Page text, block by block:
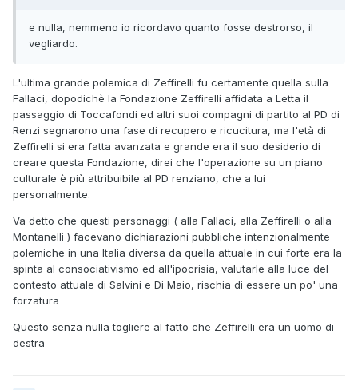
e nulla, nemmeno io ricordavo quanto fosse destrorso, il
vegliardo.
L'ultima grande polemica di Zeffirelli fu certamente quella sulla
Fallaci, dopodichè la Fondazione Zeffirelli affidata a Letta il
passaggio di Toccafondi ed altri suoi compagni di partito al PD di
Renzi segnarono una fase di recupero e ricucitura, ma l'età di
Zeffirelli si era fatta avanzata e grande era il suo desiderio di
creare questa Fondazione, direi che l'operazione su un piano
culturale è più attribuibile al PD renziano, che a lui
personalmente.
Va detto che questi personaggi ( alla Fallaci, alla Zeffirelli o alla
Montanelli ) facevano dichiarazioni pubbliche intenzionalmente
polemiche in una Italia diversa da quella attuale in cui forte era la
spinta al consociativismo ed all'ipocrisia, valutarle alla luce del
contesto attuale di Salvini e Di Maio, rischia di essere un po' una
forzatura
Questo senza nulla togliere al fatto che Zeffirelli era un uomo di
destra